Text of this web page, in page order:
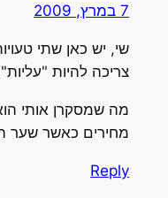
7 במרץ, 2009
שי, יש כאן שתי
צריכה להיות
מה שמסקרן אותי
מחירים כאשר שער
Reply